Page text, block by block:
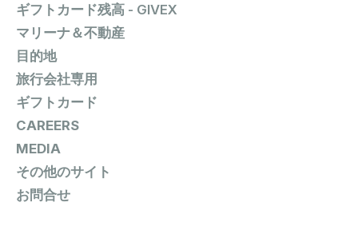
ギフトカード残高 - GIVEX
マリーナ＆不動産
目的地
旅行会社専用
ギフトカード
CAREERS
MEDIA
その他のサイト
お問合せ